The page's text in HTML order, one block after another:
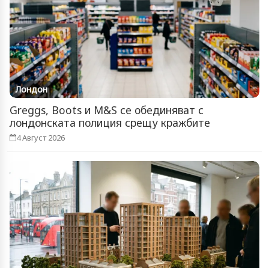
Лондон
Greggs, Boots и M&S се обединяват с
лондонската полиция срещу кражбите
4 Август 2026